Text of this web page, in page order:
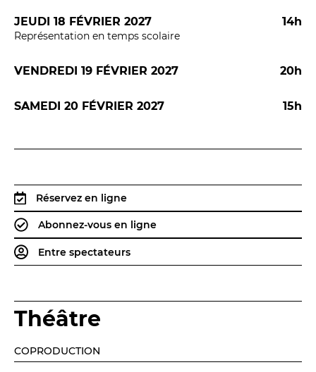
LES FRANCISCAINS
Accueil & horaires
Tarifs, abonnements & places à l’unité
Brochure interactive
Entre spectateurs
JEUDI 18 FÉVRIER 2027 14h
Représentation en temps scolaire
VENDREDI 19 FÉVRIER 2027 20h
SAMEDI 20 FÉVRIER 2027 15h
Réservez en ligne
Abonnez-vous en ligne
Entre spectateurs
Théâtre
COPRODUCTION